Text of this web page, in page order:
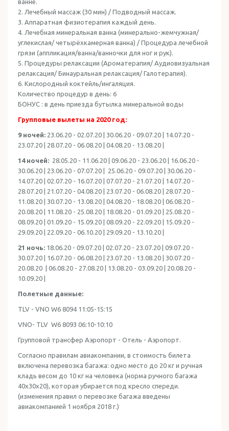
ванне.
2. Лечебный массаж (30 мин) / Подводный массаж.
3. Аппаратная физиотерапия каждый день.
4. Лечебная минеральная ванна (минерально-жемчужная/
углекислая/ четырёхкамерная ванна) / Процедура лечебной
грязи (аппликация/ванна/ванночки для ног и рук).
5. Процедуры релаксации (Ароматерапия/ Aудиовизуальная
релаксация/ Бинауральная релаксация/ Галотерапия).
6. Кислородный коктейль/ингаляция.
Количество процедур в день: 6
БОНУС : в день приезда бутылка минеральной воды
Групповые вылеты на 2020 год:
9 ночей: 23.06.20 - 02.07.20 | 30.06.20 - 09.07.20 | 14.07.20 -
23.07.20 | 28.07.20 - 06.08.20 | 04.08.20 - 13.08.20 |
14 ночей: 28.05.20 - 11.06.20 | 09.06.20 - 23.06.20 | 16.06.20 -
30.06.20 | 23.06.20 - 07.07.20 | 25.06.20 - 09.07.20 | 30.06.20 -
14.07.20 | 02.07.20 - 16.07.20 | 07.07.20 - 21.07.20 | 14.07.20 -
28.07.20 | 21.07.20 - 04.08.20 | 23.07.20 - 06.08.20 | 28.07.20 -
11.08.20 | 30.07.20 - 13.08.20 | 04.08.20 - 18.08.20 | 06.08.20 -
20.08.20 | 11.08.20 - 25.08.20 | 18.08.20 - 01.09.20 | 25.08.20 -
08.09.20 | 01.09.20 - 15.09.20 | 08.09.20 - 22.09.20 | 15.09.20 -
29.09.20 | 22.09.20 - 06.10.20 | 29.09.20 - 13.10.20 |
21 ночь: 18.06.20 - 09.07.20 | 02.07.20 - 23.07.20 | 09.07.20 -
30.07.20 | 16.07.20 - 06.08.20 | 23.07.20 - 13.08.20 | 30.07.20 -
20.08.20 | 06.08.20 - 27.08.20 | 13.08.20 - 03.09.20 | 20.08.20 -
10.09.20 |
Полетные данные:
TLV - VNO W6 8094 11:05-15:15
VNO- TLV W6 8093 06:10-10:10
Групповой трансфер Аэропорт - Отель - Аэропорт.
Согласно правилам авиакомпании, в стоимость билета
включена перевозка багажа: одно место до 20 кг и ручная
кладь весом до 10 кг на человека (норма ручного багажа
40x30x20), которая убирается под кресло спереди.
(изменения правил о перевозке багажа введены
авиакомпанией 1 ноября 2018 г.)